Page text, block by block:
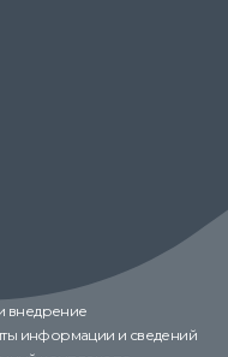
внедрение
информации и сведений